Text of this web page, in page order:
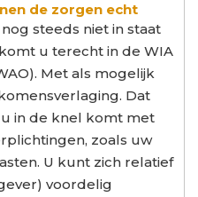
de zorgen echt
steeds niet in staat
u terecht in de WIA
Met als mogelijk
Dat
in de knel komt met
zoals uw
U kunt zich relatief
voordelig